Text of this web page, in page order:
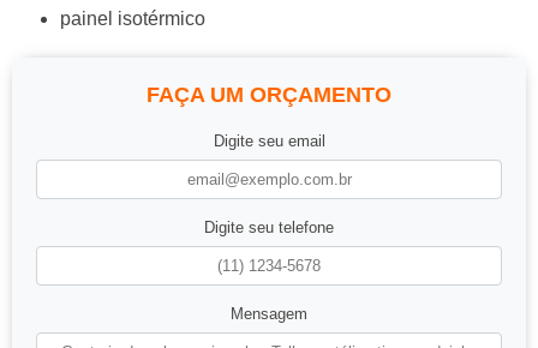
painel isotérmico
FAÇA UM ORÇAMENTO
Digite seu email
Digite seu telefone
Mensagem